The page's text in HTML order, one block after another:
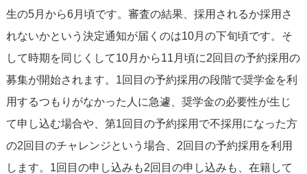
生の5月から6月頃です。審査の結果、採用されるか採用さ
れないかという決定通知が届くのは10月の下旬頃です。そ
して時期を同じくして10月から11月頃に2回目の予約採用の
募集が開始されます。1回目の予約採用の段階で奨学金を利
用するつもりがなかった人に急遽、奨学金の必要性が生じ
て申し込む場合や、第1回目の予約採用で不採用になった方
の2回目のチャレンジという場合、2回目の予約採用を利用
します。1回目の申し込みも2回目の申し込みも、在籍して